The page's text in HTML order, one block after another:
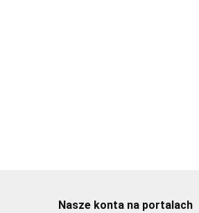
Nasze konta na portalach